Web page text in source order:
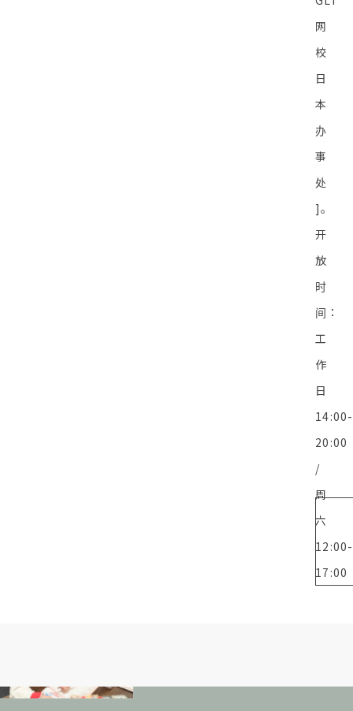
网
校
日
本
办
事
处
]。
开
放
时
间：
工
作
日
14:00-
20:00
/
周
六
12:00-
17:00